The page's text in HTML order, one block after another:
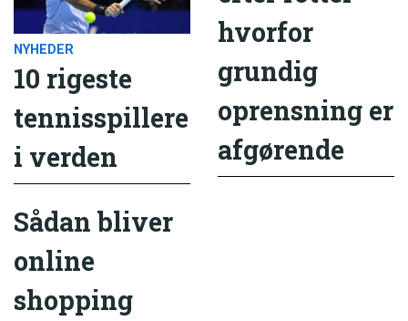
NYHEDER
10 rigeste
tennisspillere
i verden
hvorfor
grundig
oprensning er
afgørende
Sådan bliver
online
shopping